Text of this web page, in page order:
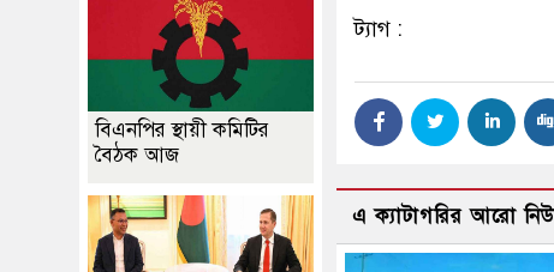
ট্যাগ :
এ ক্যাটাগরির আরো
বিএনপির স্থায়ী কমিটির
বৈঠক আজ